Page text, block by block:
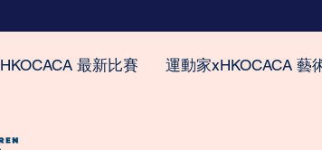
HKOCACA 最新比賽 運動家xHKOCACA 藝